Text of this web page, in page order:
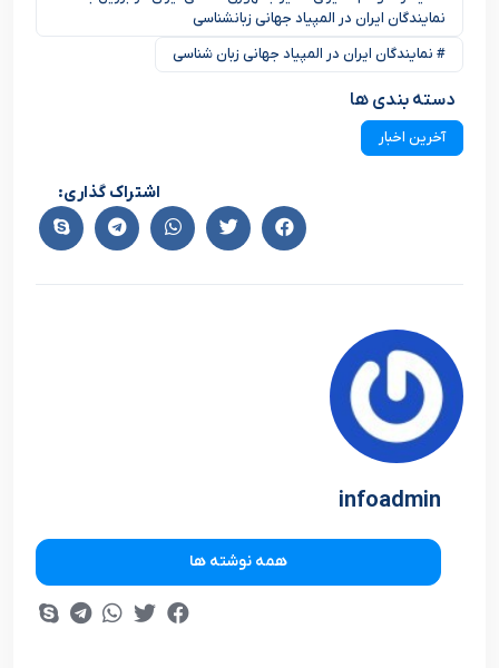
نمایندگان ایران در المپیاد جهانی زبانشناسی
# نمایندگان ایران در المپیاد جهانی زبان شناسی
دسته بندی ها
آخرین اخبار
اشتراک گذاری:
infoadmin
همه نوشته ها